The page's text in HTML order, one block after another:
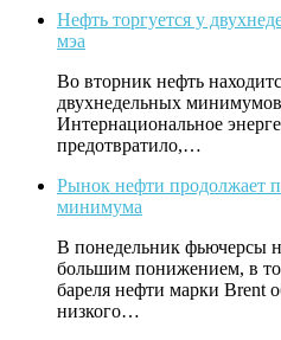
Нефть торгуется у
мэа
Во вторник нефть
двухнедельных
Интернациональное
предотвратило,…
Рынок нефти продолжает
минимума
В понедельник фьючерсы
большим понижением, в то
бареля нефти марки Brent
низкого…